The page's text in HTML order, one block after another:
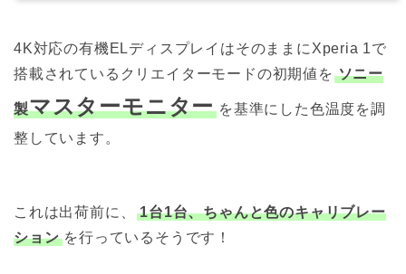
4K対応の有機ELディスプレイはそのままにXperia 1で
搭載されているクリエイターモードの初期値を ソニー
製マスターモニター を基準にした色温度を調
整しています。
これは出荷前に、
1台1台、ちゃんと色のキャリブレー
ション を行っているそうです！